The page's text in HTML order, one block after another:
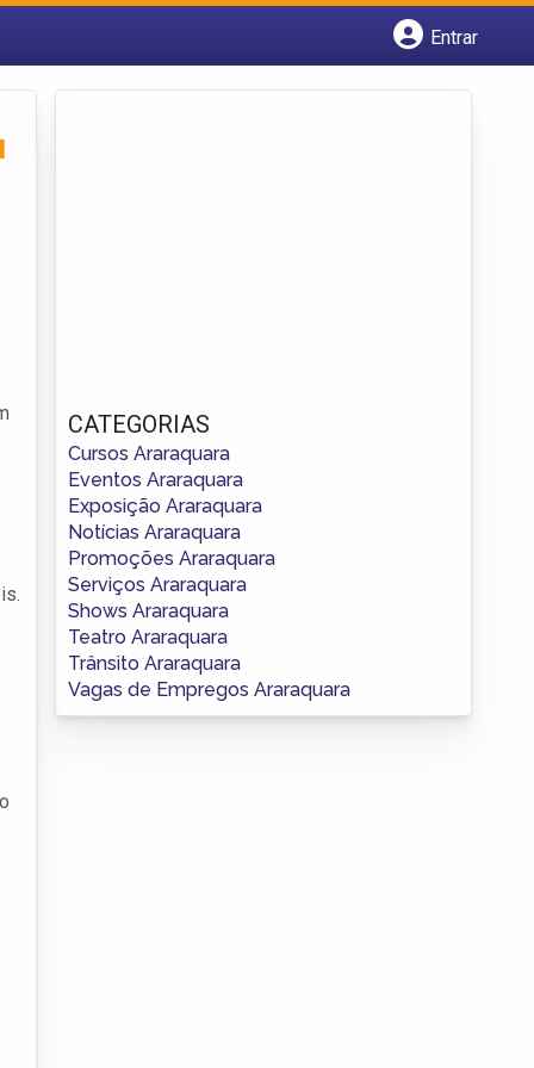
Entrar
CATEGORIAS
Cursos Araraquara
Eventos Araraquara
Exposição Araraquara
Notícias Araraquara
Promoções Araraquara
Serviços Araraquara
Shows Araraquara
Teatro Araraquara
Trânsito Araraquara
Vagas de Empregos Araraquara